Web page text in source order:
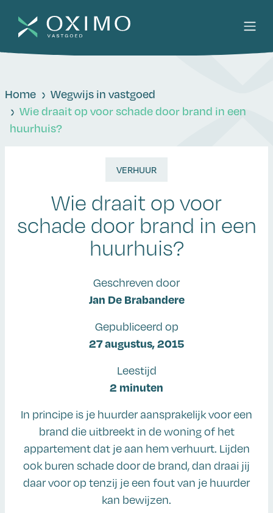
Home
Wegwijs in vastgoed
Wie draait op voor schade door brand in een
huurhuis?
VERHUUR
Wie draait op voor
schade door brand in een
huurhuis?
Geschreven door
Jan De Brabandere
Gepubliceerd op
27 augustus, 2015
Leestijd
2 minuten
In principe is je huurder aansprakelijk voor een
brand die uitbreekt in de woning of het
appartement dat je aan hem verhuurt. Lijden
ook buren schade door de brand, dan draai jij
daar voor op tenzij je een fout van je huurder
kan bewijzen.